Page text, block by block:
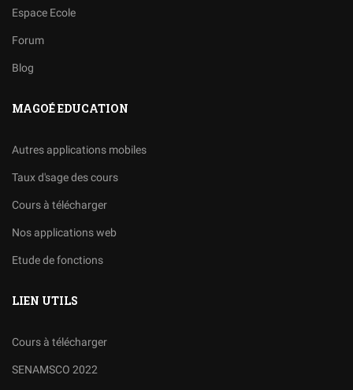
Espace Ecole
Forum
Blog
MAGOÉ EDUCATION
Autres applications mobiles
Taux d'sage des cours
Cours à télécharger
Nos applications web
Etude de fonctions
LIEN UTILS
Cours à télécharger
SENAMSCO 2022